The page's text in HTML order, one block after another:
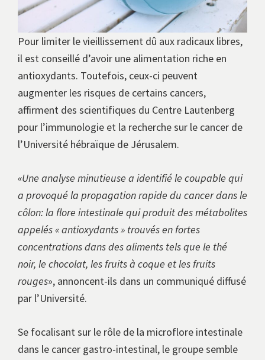
Pour limiter le vieillissement dû aux radicaux libres,
il est conseillé d’avoir une alimentation riche en
antioxydants. Toutefois, ceux-ci peuvent
augmenter les risques de certains cancers,
affirment des scientifiques du Centre Lautenberg
pour l’immunologie et la recherche sur le cancer de
l’Université hébraïque de Jérusalem.
«Une analyse minutieuse a identifié le coupable qui
a provoqué la propagation rapide du cancer dans le
côlon: la flore intestinale qui produit des métabolites
appelés « antioxydants » trouvés en fortes
concentrations dans des aliments tels que le thé
noir, le chocolat, les fruits à coque et les fruits
rouges», annoncent-ils dans un communiqué diffusé
par l’Université.
Se focalisant sur le rôle de la microflore intestinale
dans le cancer gastro-intestinal, le groupe semble